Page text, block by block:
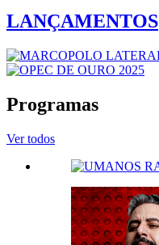
LANÇAMENTOS
Programas
Ver todos